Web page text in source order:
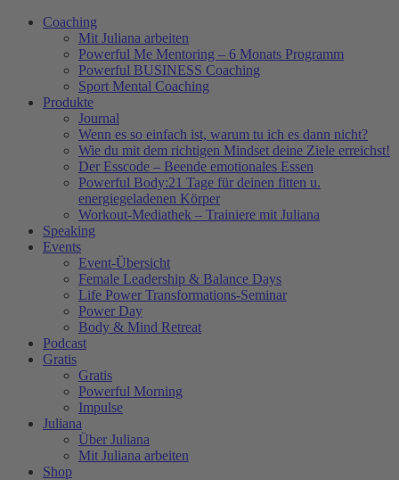
Coaching
Mit Juliana arbeiten
Powerful Me Mentoring – 6 Monats Programm
Powerful BUSINESS Coaching
Sport Mental Coaching
Produkte
Journal
Wenn es so einfach ist, warum tu ich es dann nicht?
Wie du mit dem richtigen Mindset deine Ziele erreichst!
Der Esscode – Beende emotionales Essen
Powerful Body:21 Tage für deinen fitten u.
energiegeladenen Körper
Workout-Mediathek – Trainiere mit Juliana
Speaking
Events
Event-Übersicht
Female Leadership & Balance Days
Life Power Transformations-Seminar
Power Day
Body & Mind Retreat
Podcast
Gratis
Gratis
Powerful Morning
Impulse
Juliana
Über Juliana
Mit Juliana arbeiten
Shop